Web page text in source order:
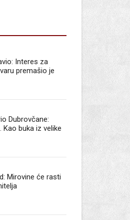
Interes za
premašio je
Dubrovčane:
Kao buka iz velike
Mirovine će rasti